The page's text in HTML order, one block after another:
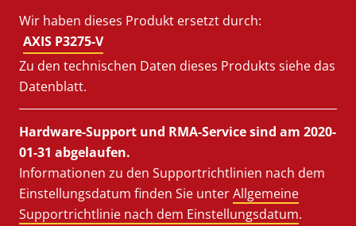
Wir haben dieses Produkt ersetzt durch:
AXIS P3275-V
Zu den technischen Daten dieses Produkts siehe das
Datenblatt.
Hardware-Support und RMA-Service sind am 2020-
01-31 abgelaufen.
Informationen zu den Supportrichtlinien nach dem
Einstellungsdatum finden Sie unterAllgemeine
Supportrichtlinie nach dem Einstellungsdatum.